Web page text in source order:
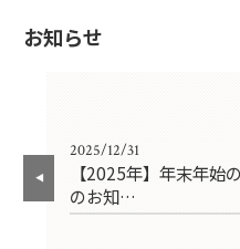
お知らせ
2025/12/31
【2025年】年末年始
のお知…